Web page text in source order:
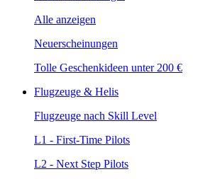
Alle anzeigen
Neuerscheinungen
Tolle Geschenkideen unter 200 €
Flugzeuge & Helis
Flugzeuge nach Skill Level
L1 - First-Time Pilots
L2 - Next Step Pilots